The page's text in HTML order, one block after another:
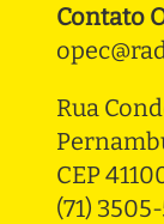
Contato
Rua
CEP
(71)